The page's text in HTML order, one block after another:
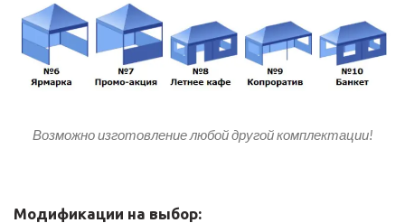
Возможно изготовление любой другой комплектации!
Модификации на выбор: